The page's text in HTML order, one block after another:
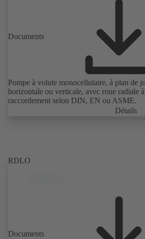
Documents
Pompe à volute monocellulaire, à plan de
horizontale ou verticale, avec roue radiale
raccordement selon DIN, EN ou ASME.
Détails
RDLO
Documents